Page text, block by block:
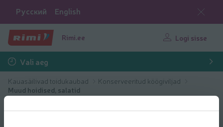
Русский English
Rimi.ee Logi sisse
Vali aeg
Kauasäilivad toidukaubad
Konserveeritud köögiviljad
Muud hoidised, salatid